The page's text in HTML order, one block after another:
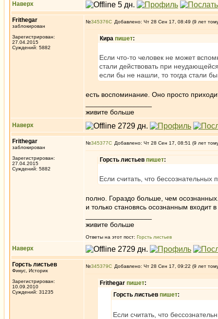
Наверх
Frithegar
заблокирован
Зарегистрирован:
27.04.2015
Суждений: 5882
№345376 Добавлено: Чт 28 Сен 17, 08:49 (9 лет
Кира пишет:
Если что-то человек не может
стали действовать при
если бы не нашли, то тогда стали
есть воспоминание. Оно просто
живите больше
Наверх
Frithegar
заблокирован
Зарегистрирован:
27.04.2015
Суждений: 5882
№345377 Добавлено: Чт 28 Сен 17, 08:51 (9 лет
Горсть листьев пишет:
Если считать, что бессознательных
полно. Гораздо больше, чем
и только становясь осознанным входит
живите больше
Ответы на этот пост: Горсть листьев
Наверх
Горсть листьев
Фикус, Историк
Зарегистрирован:
10.09.2010
Суждений: 31235
№345379 Добавлено: Чт 28 Сен 17, 09:22 (9 лет
Frithegar пишет:
Горсть листьев пишет:
Если считать, что